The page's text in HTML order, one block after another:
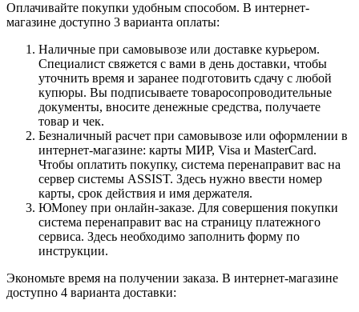
Оплачивайте покупки удобным способом. В интернет-
магазине доступно 3 варианта оплаты:
Наличные при самовывозе или доставке курьером.
Специалист свяжется с вами в день доставки, чтобы
уточнить время и заранее подготовить сдачу с любой
купюры. Вы подписываете товаросопроводительные
документы, вносите денежные средства, получаете
товар и чек.
Безналичный расчет при самовывозе или оформлении в
интернет-магазине: карты МИР, Visa и MasterCard.
Чтобы оплатить покупку, система перенаправит вас на
сервер системы ASSIST. Здесь нужно ввести номер
карты, срок действия и имя держателя.
ЮMoney при онлайн-заказе. Для совершения покупки
система перенаправит вас на страницу платежного
сервиса. Здесь необходимо заполнить форму по
инструкции.
Экономьте время на получении заказа. В интернет-магазине
доступно 4 варианта доставки: